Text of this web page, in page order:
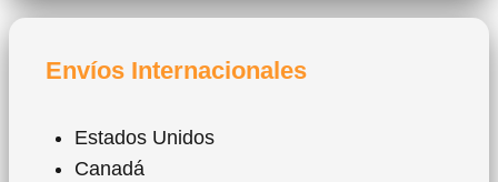
Envíos Internacionales
Estados Unidos
Canadá